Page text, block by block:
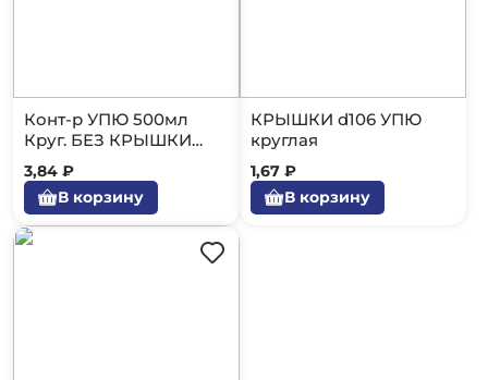
Конт-р УПЮ 500мл
Круг. БЕЗ КРЫШКИ
50/1000
3,84 ₽
В корзину
КРЫШКИ d106 УПЮ
круглая
1,67 ₽
В корзину